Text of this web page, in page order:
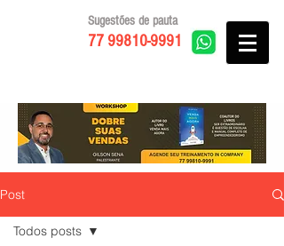
77 99810-9991
Sugestões de pauta
Post
Todos posts